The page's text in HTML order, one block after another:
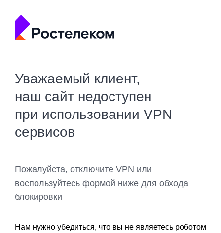
Уважаемый клиент,
наш сайт недоступен
при использовании VPN
сервисов
Пожалуйста, отключите VPN или
воспользуйтесь формой ниже для обхода
блокировки
Нам нужно убедиться, что вы не являетесь роботом